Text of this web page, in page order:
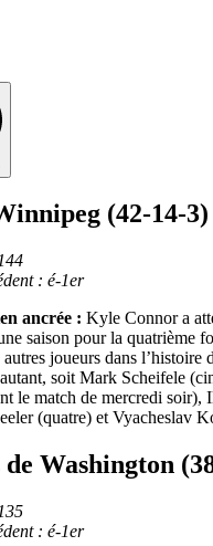
(42-14-3)
: é-1er
ancrée : Kyle Connor a
saison pour la quatrième
joueurs dans l’histoire
soit Mark Scheifele
le match de mercredi
(quatre) et Vyacheslav
Washington
: é-1er